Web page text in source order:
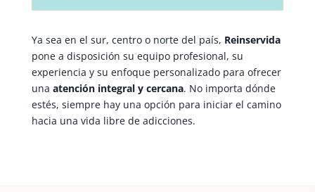
Ya sea en el sur, centro o norte del país, Reinservida
pone a disposición su equipo profesional, su
experiencia y su enfoque personalizado para ofrecer
una atención integral y cercana. No importa dónde
estés, siempre hay una opción para iniciar el camino
hacia una vida libre de adicciones.